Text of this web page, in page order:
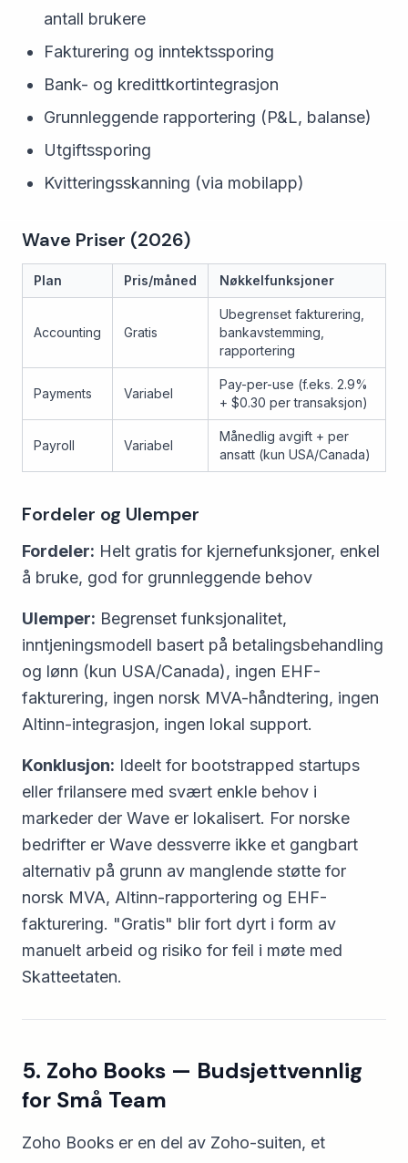
antall brukere
Fakturering og inntektssporing
Bank- og kredittkortintegrasjon
Grunnleggende rapportering (P&L, balanse)
Utgiftssporing
Kvitteringsskanning (via mobilapp)
Wave Priser (2026)
Plan Pris/måned Nøkkelfunksjoner
Accounting Gratis
Ubegrenset fakturering,
bankavstemming,
rapportering
Payments Variabel
Pay-per-use (f.eks. 2.9%
+ $0.30 per transaksjon)
Payroll Variabel
Månedlig avgift + per
ansatt (kun USA/Canada)
Fordeler og Ulemper
Fordeler: Helt gratis for kjernefunksjoner, enkel
å bruke, god for grunnleggende behov
Ulemper: Begrenset funksjonalitet,
inntjeningsmodell basert på betalingsbehandling
og lønn (kun USA/Canada), ingen EHF-
fakturering, ingen norsk MVA-håndtering, ingen
Altinn-integrasjon, ingen lokal support.
Konklusjon: Ideelt for bootstrapped startups
eller frilansere med svært enkle behov i
markeder der Wave er lokalisert. For norske
bedrifter er Wave dessverre ikke et gangbart
alternativ på grunn av manglende støtte for
norsk MVA, Altinn-rapportering og EHF-
fakturering. "Gratis" blir fort dyrt i form av
manuelt arbeid og risiko for feil i møte med
Skatteetaten.
5. Zoho Books — Budsjettvennlig
for Små Team
Zoho Books er en del av Zoho-suiten, et